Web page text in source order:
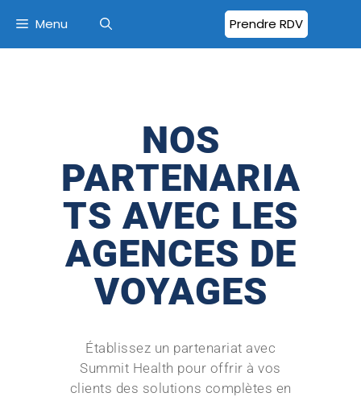
Prendre RDV
Menu
NOS
PARTENARIA
TS AVEC LES
AGENCES DE
VOYAGES
Établissez un partenariat avec
Summit Health pour offrir à vos
clients des solutions complètes en